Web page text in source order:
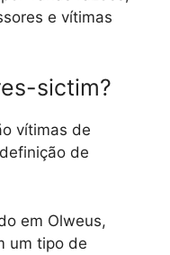
e vítimas
sictim?
vítimas de
de
em Olweus,
um tipo de